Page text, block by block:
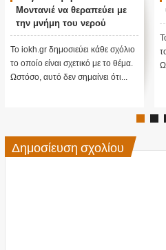
ΠΟΥ ΖΟΥΜΕ; (ΒΙΝΤΕΟ)
Το iokh.gr δημοσιεύει κάθε σχόλιο
το οποίο είναι σχετικό με το θέμα.
Ωστόσο, αυτό δεν σημαίνει ότι ...
Δημοσίευση σχολίου